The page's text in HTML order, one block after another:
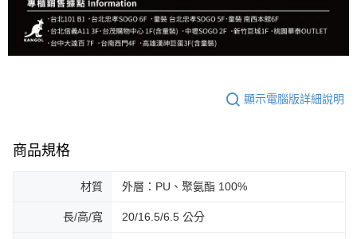
顯示電腦版詳細說明
商品規格
材質 外層：PU、聚氨酯 100%
長/高/寬 20/16.5/6.5 公分